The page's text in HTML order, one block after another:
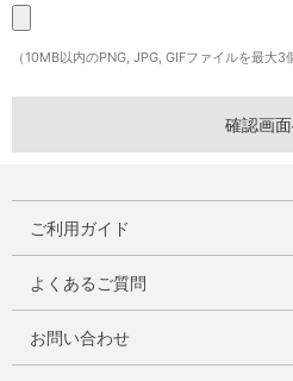
（10MB以内のPNG, JPG, GIFファイルを最大3
ご利用ガイド
よくあるご質問
お問い合わせ